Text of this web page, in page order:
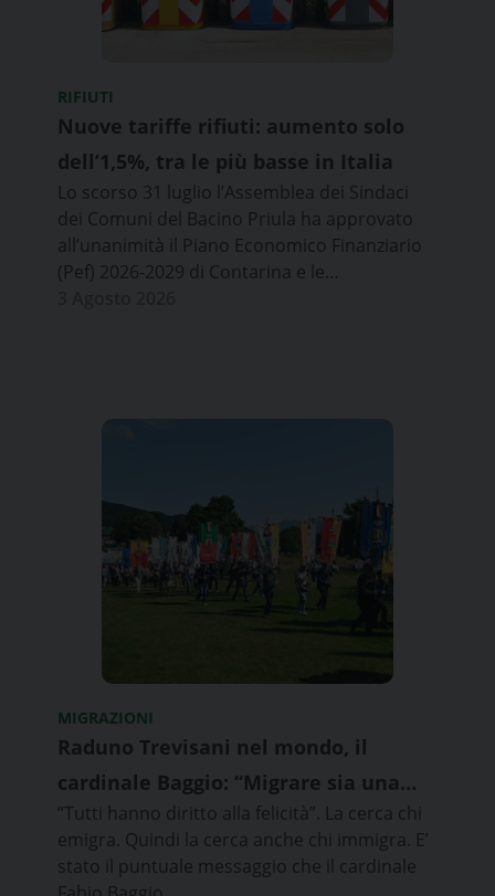
RIFIUTI
Nuove tariffe rifiuti: aumento solo
dell’1,5%, tra le più basse in Italia
Lo scorso 31 luglio l’Assemblea dei Sindaci
dei Comuni del Bacino Priula ha approvato
all’unanimità il Piano Economico Finanziario
(Pef) 2026-2029 di Contarina e le…
MIGRAZIONI
Raduno Trevisani nel mondo, il
cardinale Baggio: “Migrare sia una
scelta”
“Tutti hanno diritto alla felicità”. La cerca chi
emigra. Quindi la cerca anche chi immigra. E’
stato il puntuale messaggio che il cardinale